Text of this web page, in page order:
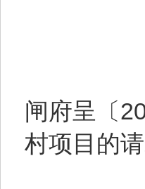
闸府呈〔
村项目的